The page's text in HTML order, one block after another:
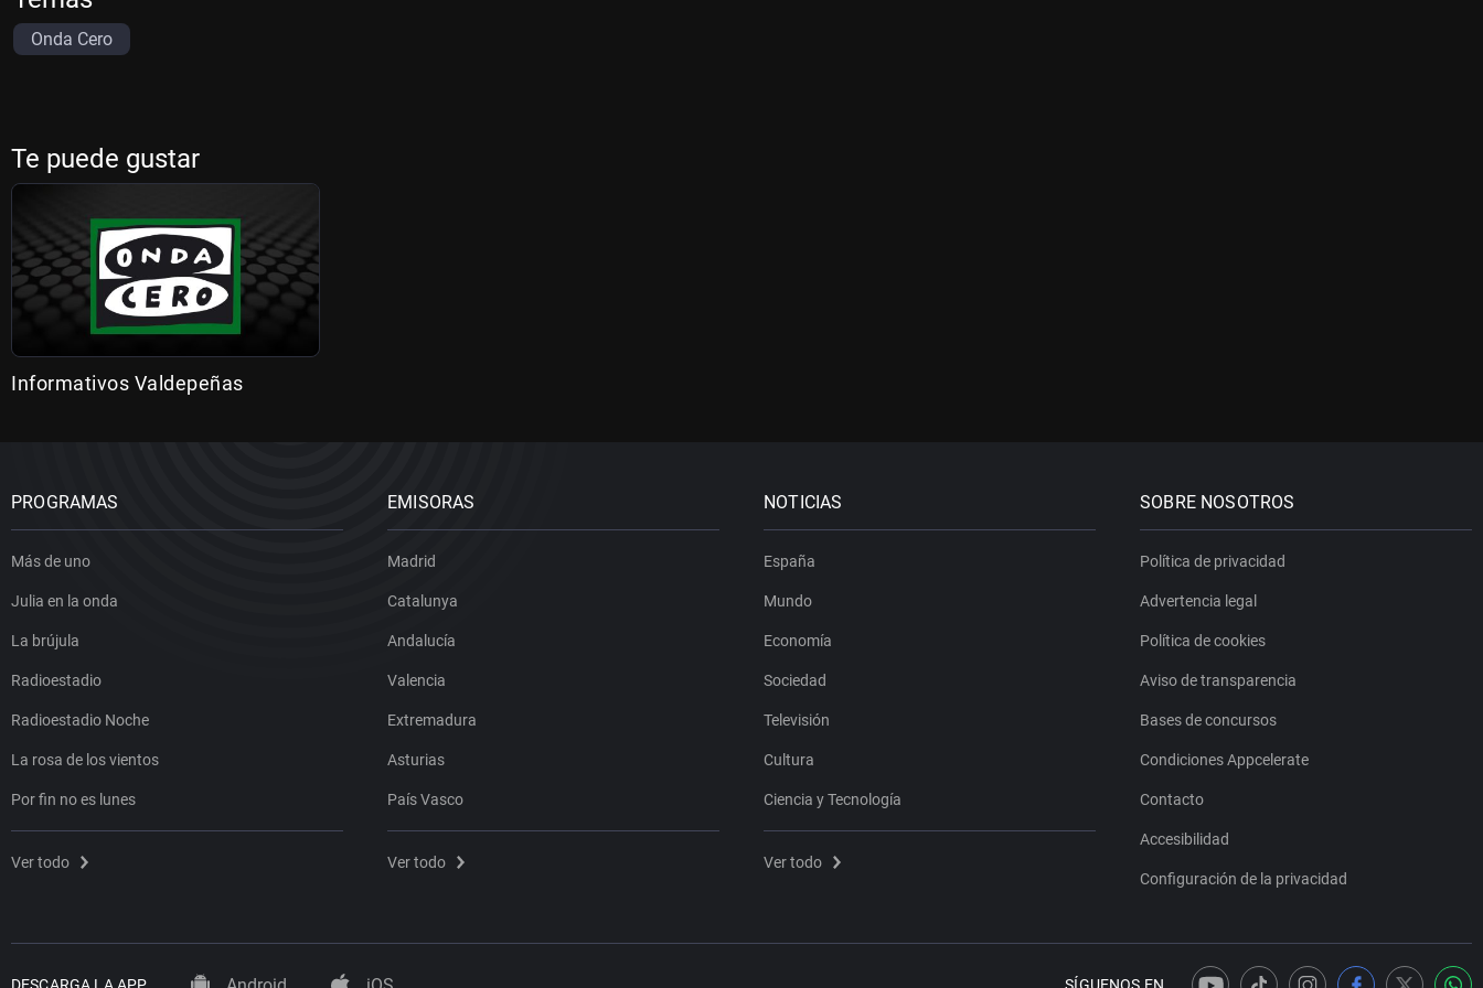
Onda Cero
Te puede gustar
Informativos Valdepeñas
PROGRAMAS
Más de uno
Julia en la onda
La brújula
Radioestadio
Radioestadio Noche
La rosa de los vientos
Por fin no es lunes
Ver todo
EMISORAS
Madrid
Catalunya
Andalucía
Valencia
Extremadura
Asturias
País Vasco
Ver todo
NOTICIAS
España
Mundo
Economía
Sociedad
Televisión
Cultura
Ciencia y Tecnología
Ver todo
SOBRE NOSOTROS
Política de privacidad
Advertencia legal
Política de cookies
Aviso de transparencia
Bases de concursos
Condiciones Appcelerate
Contacto
Accesibilidad
Configuración de la privacidad